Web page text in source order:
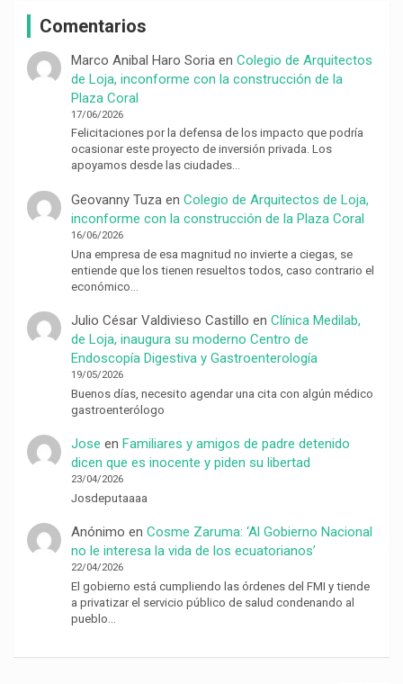
Comentarios
Marco Anibal Haro Soriaen Colegio de Arquitectos
de Loja, inconforme con la construcción de la
Plaza Coral
17/06/2026
Felicitaciones por la defensa de los impacto que podría
ocasionar este proyecto de inversión privada. Los
apoyamos desde las ciudades…
Geovanny Tuzaen Colegio de Arquitectos de Loja,
inconforme con la construcción de la Plaza Coral
16/06/2026
Una empresa de esa magnitud no invierte a ciegas, se
entiende que los tienen resueltos todos, caso contrario el
económico…
Julio César Valdivieso Castillo en Clínica Medilab,
de Loja, inaugura su moderno Centro de
Endoscopía Digestiva y Gastroenterología
19/05/2026
Buenos días, necesito agendar una cita con algún médico
gastroenterólogo
Jose en Familiares y amigos de padre detenido
dicen que es inocente y piden su libertad
23/04/2026
Josdeputaaaa
Anónimo en Cosme Zaruma: ‘Al Gobierno Nacional
no le interesa la vida de los ecuatorianos’
22/04/2026
El gobierno está cumpliendo las órdenes del FMI y tiende
a privatizar el servicio público de salud condenando al
pueblo…